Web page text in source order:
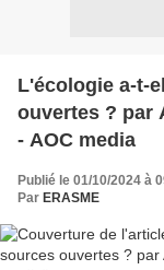
L'écologie a-t-
ouvertes ? par
- AOC media
Publié le 01/10/2024 à
Par ERASME